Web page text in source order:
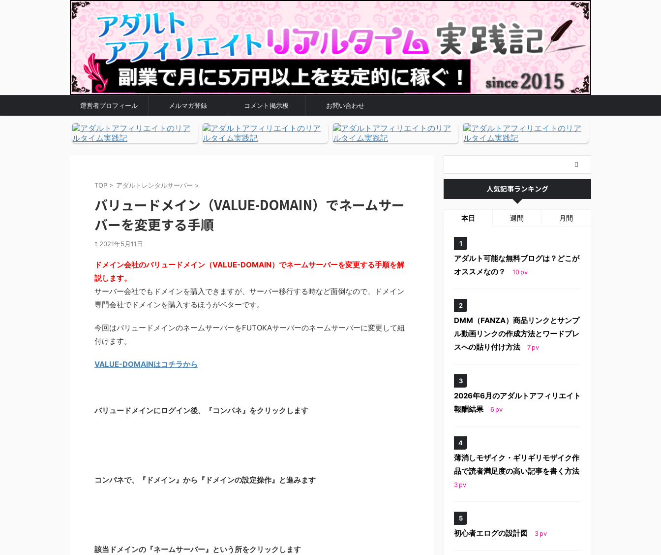
運営者プロフィール メルマガ登録 コメント掲示板 お問い合わせ
TOP > アダルトレンタルサーバー >
バリュードメイン（VALUE-DOMAIN）でネームサー
バーを変更する手順
2021年5月11日
ドメイン会社のバリュードメイン（VALUE-DOMAIN）でネームサーバーを変更する手順を解
説します。
サーバー会社でもドメインを購入できますが、サーバー移行する時など面倒なので、ドメイン
専門会社でドメインを購入するほうがベターです。
今回はバリュードメインのネームサーバーをFUTOKAサーバーのネームサーバーに変更して紐
付けます。
VALUE-DOMAINはコチラから
バリュードメインにログイン後、『コンパネ』をクリックします
コンパネで、『ドメイン』から『ドメインの設定操作』と進みます
該当ドメインの『ネームサーバー』という所をクリックします
人気記事ランキング
本日 週間 月間
アダルト可能な無料ブログは？どこが
オススメなの？
10 pv
DMM（FANZA）商品リンクとサンプ
ル動画リンクの作成方法とワードプレ
スへの貼り付け方法
7 pv
2026年6月のアダルトアフィリエイト
報酬結果
6 pv
薄消しモザイク・ギリギリモザイク作
品で読者満足度の高い記事を書く方法
3 pv
初心者エログの設計図 3 pv